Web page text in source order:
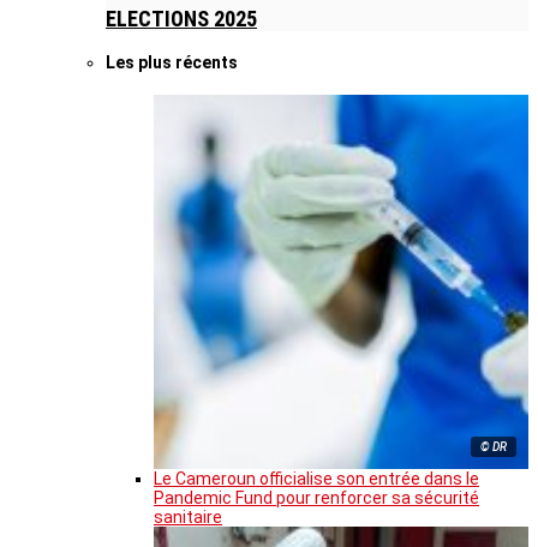
ELECTIONS 2025
Les plus récents
© DR
Le Cameroun officialise son entrée dans le
Pandemic Fund pour renforcer sa sécurité
sanitaire